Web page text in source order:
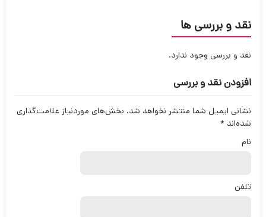
نقد و بررسی ها
نقد و بررسی وجود ندارد.
افزودن نقد و بررسی
نشانی ایمیل شما منتشر نخواهد شد. بخش‌های موردنیاز علامت‌گذاری
شده‌اند *
نام
تلفن